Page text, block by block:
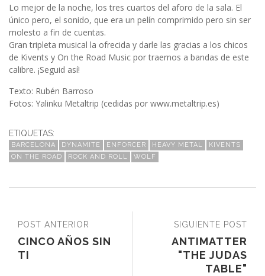
Lo mejor de la noche, los tres cuartos del aforo de la sala. El
único pero, el sonido, que era un pelín comprimido pero sin ser
molesto a fin de cuentas.
Gran tripleta musical la ofrecida y darle las gracias a los chicos
de Kivents y On the Road Music por traernos a bandas de este
calibre. ¡Seguid así!
Texto: Rubén Barroso
Fotos: Yalinku Metaltrip (cedidas por www.metaltrip.es)
ETIQUETAS:
BARCELONA DYNAMITE ENFORCER HEAVY METAL
KIVENTS
ON THE ROAD
ROCK AND ROLL WOLF
SIGUIENTE POST
ANTIMATTER
"THE JUDAS
TABLE"
POST ANTERIOR
CINCO AÑOS SIN
TI